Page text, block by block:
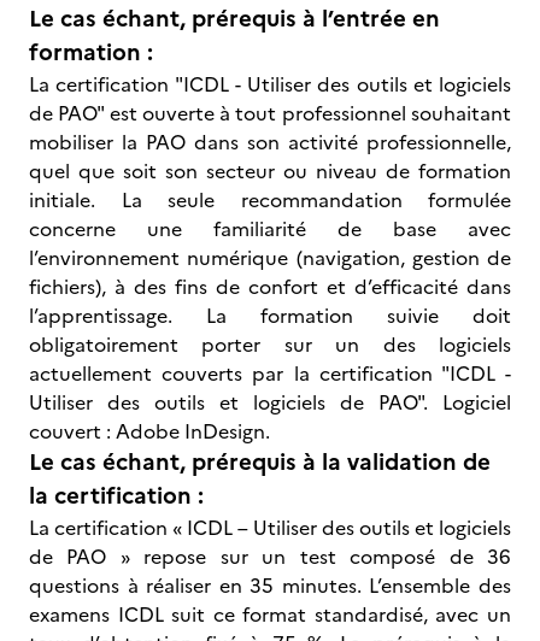
Le cas échant, prérequis à l’entrée en
formation :
La certification "ICDL - Utiliser des outils et logiciels
de PAO" est ouverte à tout professionnel souhaitant
mobiliser la PAO dans son activité professionnelle,
quel que soit son secteur ou niveau de formation
initiale. La seule recommandation formulée
concerne une familiarité de base avec
l’environnement numérique (navigation, gestion de
fichiers), à des fins de confort et d’efficacité dans
l’apprentissage. La formation suivie doit
obligatoirement porter sur un des logiciels
actuellement couverts par la certification "ICDL -
Utiliser des outils et logiciels de PAO". Logiciel
couvert : Adobe InDesign.
Le cas échant, prérequis à la validation de
la certification :
La certification « ICDL – Utiliser des outils et logiciels
de PAO » repose sur un test composé de 36
questions à réaliser en 35 minutes. L’ensemble des
examens ICDL suit ce format standardisé, avec un